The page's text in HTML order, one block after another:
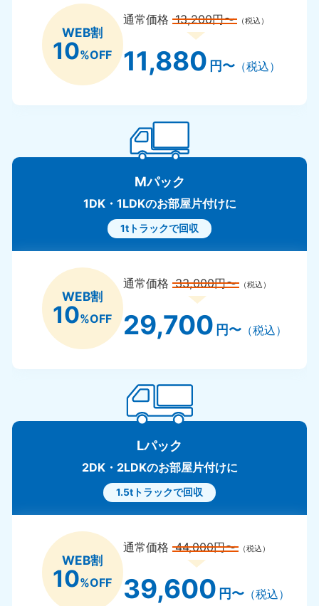
WEB割
10%OFF
通常価格13,200円〜 （税込）
11,880 円〜（税込）
Mパック
1DK・1LDKのお部屋片付けに
1tトラックで回収
WEB割
10%OFF
通常価格33,000円〜 （税込）
29,700 円〜（税込）
Lパック
2DK・2LDKのお部屋片付けに
1.5tトラックで回収
WEB割
10%OFF
通常価格44,000円〜 （税込）
39,600 円〜（税込）